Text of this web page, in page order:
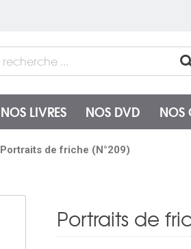
NOS LIVRES NOS DVD NOS
Portraits de friche (N°209)
Portraits de